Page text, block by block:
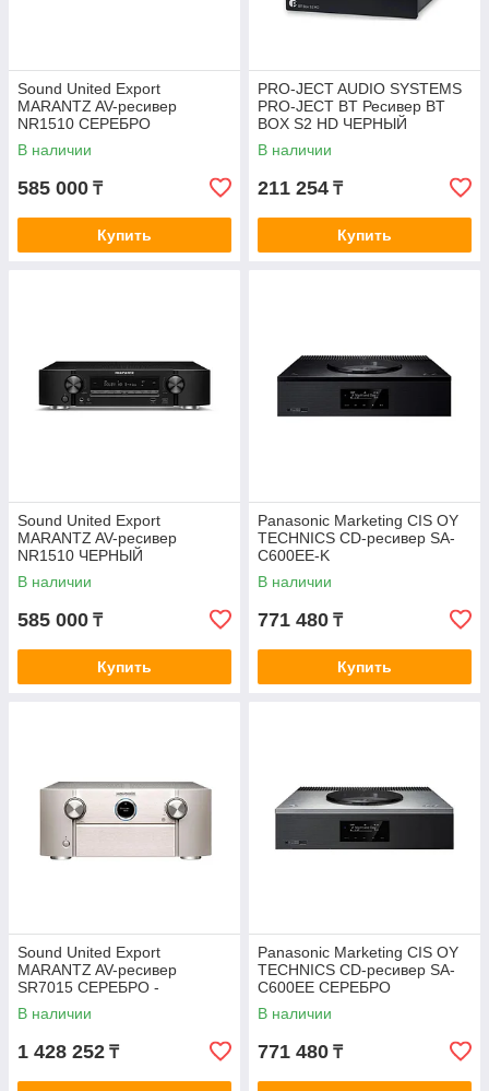
Sound United Export
MARANTZ AV-ресивер
NR1510 СЕРЕБРО
В наличии
585 000 ₸
Купить
PRO-JECT AUDIO SYSTEMS
PRO-JECT BT Ресивер BT
BOX S2 HD ЧЕРНЫЙ
EAN:9120097828217
В наличии
211 254 ₸
Купить
Sound United Export
MARANTZ AV-ресивер
NR1510 ЧЕРНЫЙ
В наличии
585 000 ₸
Купить
Panasonic Marketing CIS OY
TECHNICS CD-ресивер SA-
C600EE-K
В наличии
771 480 ₸
Купить
Sound United Export
MARANTZ AV-ресивер
SR7015 СЕРЕБРО -
РАСПРОДАЖА
В наличии
1 428 252 ₸
Panasonic Marketing CIS OY
TECHNICS CD-ресивер SA-
C600EE СЕРЕБРО
В наличии
771 480 ₸